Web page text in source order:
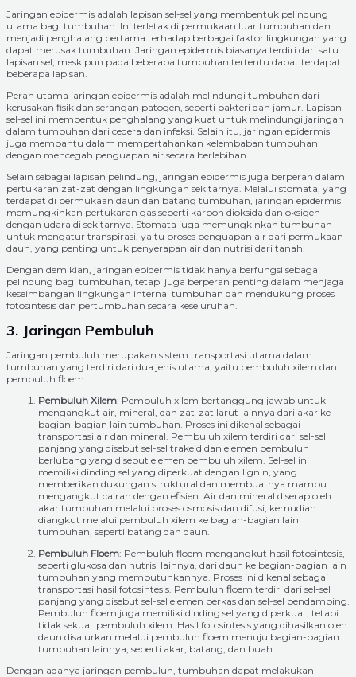
Jaringan epidermis adalah lapisan sel-sel yang membentuk pelindung
utama bagi tumbuhan. Ini terletak di permukaan luar tumbuhan dan
menjadi penghalang pertama terhadap berbagai faktor lingkungan yang
dapat merusak tumbuhan. Jaringan epidermis biasanya terdiri dari satu
lapisan sel, meskipun pada beberapa tumbuhan tertentu dapat terdapat
beberapa lapisan.
Peran utama jaringan epidermis adalah melindungi tumbuhan dari
kerusakan fisik dan serangan patogen, seperti bakteri dan jamur. Lapisan
sel-sel ini membentuk penghalang yang kuat untuk melindungi jaringan
dalam tumbuhan dari cedera dan infeksi. Selain itu, jaringan epidermis
juga membantu dalam mempertahankan kelembaban tumbuhan
dengan mencegah penguapan air secara berlebihan.
Selain sebagai lapisan pelindung, jaringan epidermis juga berperan dalam
pertukaran zat-zat dengan lingkungan sekitarnya. Melalui stomata, yang
terdapat di permukaan daun dan batang tumbuhan, jaringan epidermis
memungkinkan pertukaran gas seperti karbon dioksida dan oksigen
dengan udara di sekitarnya. Stomata juga memungkinkan tumbuhan
untuk mengatur transpirasi, yaitu proses penguapan air dari permukaan
daun, yang penting untuk penyerapan air dan nutrisi dari tanah.
Dengan demikian, jaringan epidermis tidak hanya berfungsi sebagai
pelindung bagi tumbuhan, tetapi juga berperan penting dalam menjaga
keseimbangan lingkungan internal tumbuhan dan mendukung proses
fotosintesis dan pertumbuhan secara keseluruhan.
3. Jaringan Pembuluh
Jaringan pembuluh merupakan sistem transportasi utama dalam
tumbuhan yang terdiri dari dua jenis utama, yaitu pembuluh xilem dan
pembuluh floem.
Pembuluh Xilem: Pembuluh xilem bertanggung jawab untuk
mengangkut air, mineral, dan zat-zat larut lainnya dari akar ke
bagian-bagian lain tumbuhan. Proses ini dikenal sebagai
transportasi air dan mineral. Pembuluh xilem terdiri dari sel-sel
panjang yang disebut sel-sel trakeid dan elemen pembuluh
berlubang yang disebut elemen pembuluh xilem. Sel-sel ini
memiliki dinding sel yang diperkuat dengan lignin, yang
memberikan dukungan struktural dan membuatnya mampu
mengangkut cairan dengan efisien. Air dan mineral diserap oleh
akar tumbuhan melalui proses osmosis dan difusi, kemudian
diangkut melalui pembuluh xilem ke bagian-bagian lain
tumbuhan, seperti batang dan daun.
Pembuluh Floem: Pembuluh floem mengangkut hasil fotosintesis,
seperti glukosa dan nutrisi lainnya, dari daun ke bagian-bagian lain
tumbuhan yang membutuhkannya. Proses ini dikenal sebagai
transportasi hasil fotosintesis. Pembuluh floem terdiri dari sel-sel
panjang yang disebut sel-sel elemen berkas dan sel-sel pendamping.
Pembuluh floem juga memiliki dinding sel yang diperkuat, tetapi
tidak sekuat pembuluh xilem. Hasil fotosintesis yang dihasilkan oleh
daun disalurkan melalui pembuluh floem menuju bagian-bagian
tumbuhan lainnya, seperti akar, batang, dan buah.
Dengan adanya jaringan pembuluh, tumbuhan dapat melakukan